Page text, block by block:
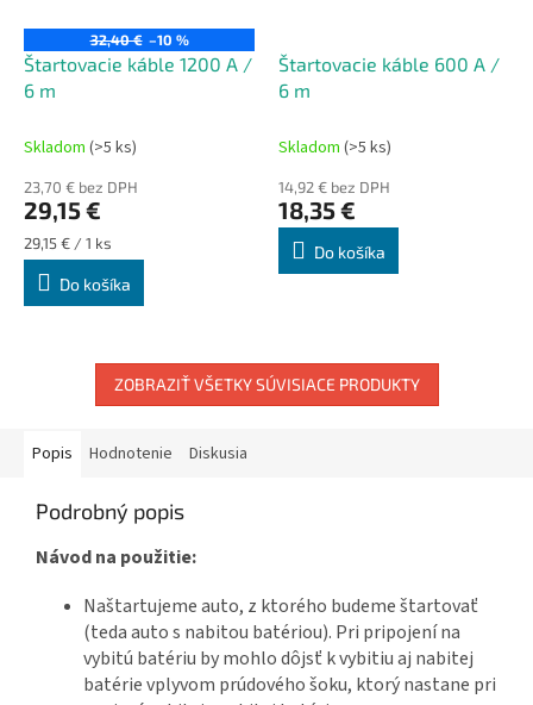
32,40 € –10 %
Štartovacie káble 1200 A /
6 m
Skladom (>5 ks)
23,70 € bez DPH
29,15 €
Jednotková
cena:
29,15 € / 1 ks
Do košíka
Štartovacie káble 600 A /
6 m
Skladom (>5 ks)
14,92 € bez DPH
18,35 €
Do košíka
ZOBRAZIŤ VŠETKY SÚVISIACE PRODUKTY
Popis Hodnotenie Diskusia
Podrobný popis
Návod na použitie:
Naštartujeme auto, z ktorého budeme štartovať
(teda auto s nabitou batériou). Pri pripojení na
vybitú batériu by mohlo dôjsť k vybitiu aj nabitej
batérie vplyvom prúdového šoku, ktorý nastane pri